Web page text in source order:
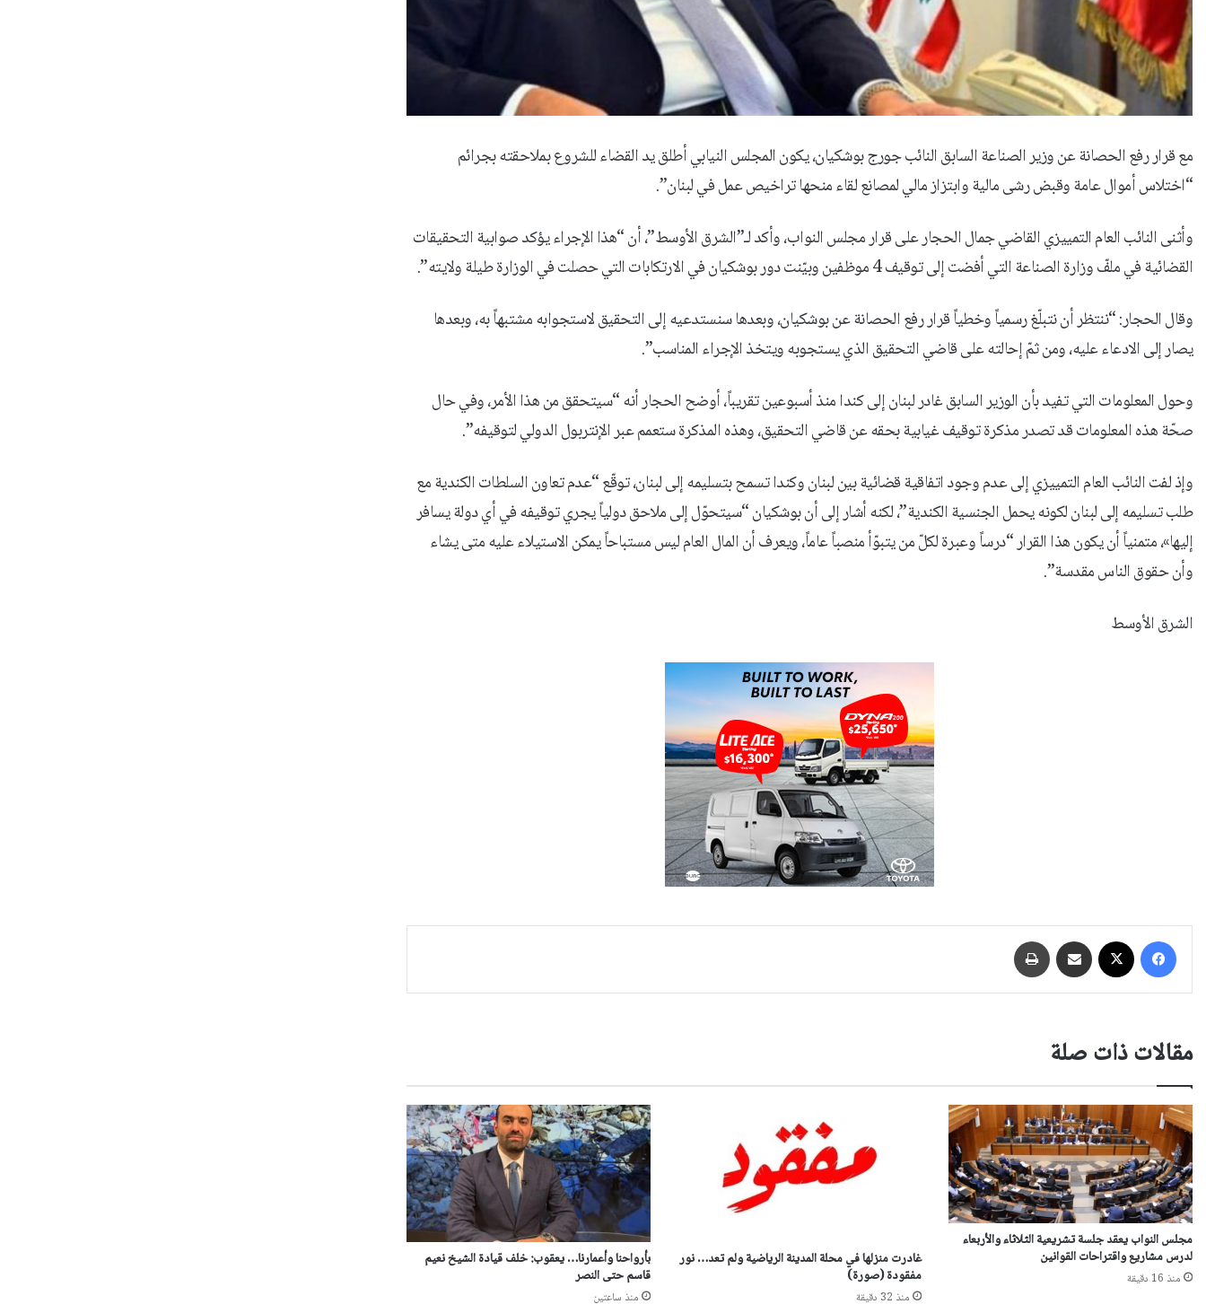
مع قرار رفع الحصانة عن وزير الصناعة السابق النائب جورج بوشكيان، يكون المجلس النيابي أطلق يد القضاء للشروع بملاحقته بجرائم
“اختلاس أموال عامة وقبض رشى مالية وابتزاز مالي لمصانع لقاء منحها تراخيص عمل في لبنان”.
وأثنى النائب العام التمييزي القاضي جمال الحجار على قرار مجلس النواب، وأكد لـ”الشرق الأوسط”، أن “هذا الإجراء يؤكد صوابية التحقيقات
القضائية في ملفّ وزارة الصناعة التي أفضت إلى توقيف 4 موظفين وبيّنت دور بوشكيان في الارتكابات التي حصلت في الوزارة طيلة ولايته”.
وقال الحجار: “ننتظر أن نتبلّغ رسمياً وخطياً قرار رفع الحصانة عن بوشكيان، وبعدها سنستدعيه إلى التحقيق لاستجوابه مشتبهاً به، وبعدها
يصار إلى الادعاء عليه، ومن ثمّ إحالته على قاضي التحقيق الذي يستجوبه ويتخذ الإجراء المناسب”.
وحول المعلومات التي تفيد بأن الوزير السابق غادر لبنان إلى كندا منذ أسبوعين تقريباً، أوضح الحجار أنه “سيتحقق من هذا الأمر، وفي حال
صحّة هذه المعلومات قد تصدر مذكرة توقيف غيابية بحقه عن قاضي التحقيق، وهذه المذكرة ستعمم عبر الإنتربول الدولي لتوقيفه”.
وإذ لفت النائب العام التمييزي إلى عدم وجود اتفاقية قضائية بين لبنان وكندا تسمح بتسليمه إلى لبنان، توقّع “عدم تعاون السلطات الكندية مع
طلب تسليمه إلى لبنان لكونه يحمل الجنسية الكندية”، لكنه أشار إلى أن بوشكيان “سيتحوّل إلى ملاحق دولياً يجري توقيفه في أي دولة يسافر
إليها»، متمنياً أن يكون هذا القرار “درساً وعبرة لكلّ من يتبوّأ منصباً عاماً، ويعرف أن المال العام ليس مستباحاً يمكن الاستيلاء عليه متى يشاء
وأن حقوق الناس مقدسة”.
الشرق الأوسط
فيسبوك مشاركة عبر البريد
مقالات ذات صلة
مجلس النواب يعقد جلسة تشريعية الثلاثاء والأربعاء
لدرس مشاريع واقتراحات القوانين
منذ 16 دقيقة
غادرت منزلها في محلة المدينة الرياضية ولم تعد… نور
مفقودة (صورة)
منذ 32 دقيقة
بأرواحنا وأعمارنا… يعقوب: خلف قيادة الشيخ نعيم
قاسم حتى النصر
منذ ساعتين